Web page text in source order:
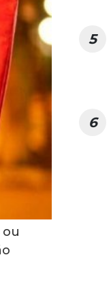
ou
5
6